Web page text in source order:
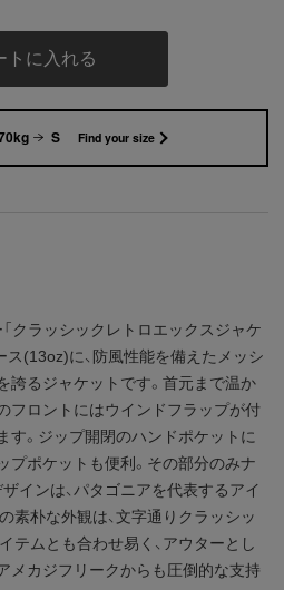
トに入れる
S Find your size
クラッシックレトロエックスジャケ
ス(13oz)に、防風性能を備えたメッシ
誇るジャケットです。首元まで温か
フロントにはウインドフラップが付
す。ジップ開閉のハンドポケットに
プポケットも便利。その部分のみナ
インは、パタゴニアを代表するアイ
素朴な外観は、文字通りクラッシッ
テムとも合わせ易く、アウターとし
メカジフリークからも圧倒的な支持